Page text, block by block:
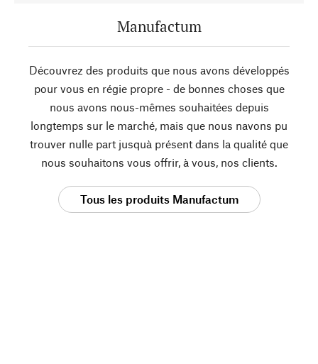
Manufactum
Découvrez des produits que nous avons développés
pour vous en régie propre - de bonnes choses que
nous avons nous-mêmes souhaitées depuis
longtemps sur le marché, mais que nous navons pu
trouver nulle part jusquà présent dans la qualité que
nous souhaitons vous offrir, à vous, nos clients.
Tous les produits Manufactum